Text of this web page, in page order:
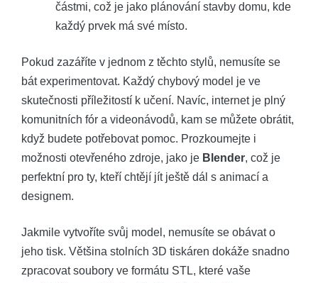
částmi, což je jako plánování stavby domu, kde
každý prvek má své místo.
Pokud zazáříte v jednom z těchto stylů, nemusíte se
bát experimentovat. Každý chybový model je ve
skutečnosti příležitostí k učení. Navíc, internet je plný
komunitních fór a videonávodů, kam se můžete obrátit,
když budete potřebovat pomoc. Prozkoumejte i
možnosti otevřeného zdroje, jako je Blender, což je
perfektní pro ty, kteří chtějí jít ještě dál s animací a
designem.
Jakmile vytvoříte svůj model, nemusíte se obávat o
jeho tisk. Většina stolních 3D tiskáren dokáže snadno
zpracovat soubory ve formátu STL, které vaše